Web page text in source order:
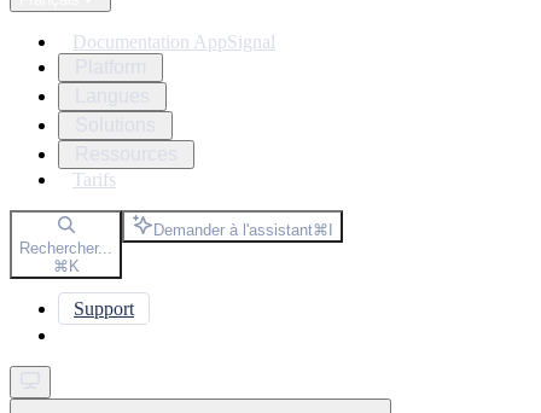
Documentation AppSignal
Tarifs
Rechercher...
⌘K
Demander à l'assistant⌘I
Support